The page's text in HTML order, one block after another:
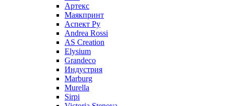
Артекс
Маякпринт
Аспект Ру
Andrea Rossi
AS Creation
Elysium
Grandeco
Индустрия
Marburg
Murella
Sirpi